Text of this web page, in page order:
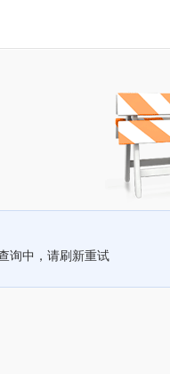
询中，请刷新重试